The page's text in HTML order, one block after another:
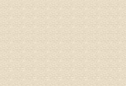
疗，具
病情描
专家回
较严重